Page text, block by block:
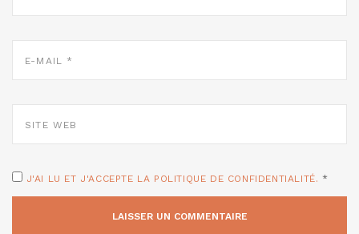
MAIL
WEB
J'AI LU ET J'ACCEPTE LA POLITIQUE DE CONFIDENTIALITÉ. *